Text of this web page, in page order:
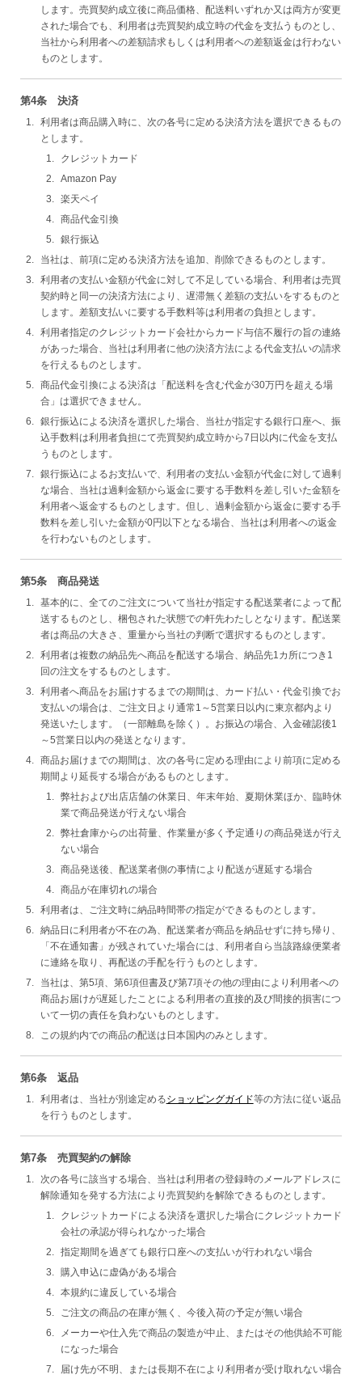
します。売買契約成立後に商品価格、配送料いずれか又は両方が変更
された場合でも、利用者は売買契約成立時の代金を支払うものとし、
当社から利用者への差額請求もしくは利用者への差額返金は行わない
ものとします。
第4条 決済
利用者は商品購入時に、次の各号に定める決済方法を選択できるもの
とします。
クレジットカード
Amazon Pay
楽天ペイ
商品代金引換
銀行振込
当社は、前項に定める決済方法を追加、削除できるものとします。
利用者の支払い金額が代金に対して不足している場合、利用者は売買
契約時と同一の決済方法により、遅滞無く差額の支払いをするものと
します。差額支払いに要する手数料等は利用者の負担とします。
利用者指定のクレジットカード会社からカード与信不履行の旨の連絡
があった場合、当社は利用者に他の決済方法による代金支払いの請求
を行えるものとします。
商品代金引換による決済は「配送料を含む代金が30万円を超える場
合」は選択できません。
銀行振込による決済を選択した場合、当社が指定する銀行口座へ、振
込手数料は利用者負担にて売買契約成立時から7日以内に代金を支払
うものとします。
銀行振込によるお支払いで、利用者の支払い金額が代金に対して過剰
な場合、当社は過剰金額から返金に要する手数料を差し引いた金額を
利用者へ返金するものとします。但し、過剰金額から返金に要する手
数料を差し引いた金額が0円以下となる場合、当社は利用者への返金
を行わないものとします。
第5条 商品発送
基本的に、全てのご注文について当社が指定する配送業者によって配
送するものとし、梱包された状態での軒先わたしとなります。配送業
者は商品の大きさ、重量から当社の判断で選択するものとします。
利用者は複数の納品先へ商品を配送する場合、納品先1カ所につき1
回の注文をするものとします。
利用者へ商品をお届けするまでの期間は、カード払い・代金引換でお
支払いの場合は、ご注文日より通常1～5営業日以内に東京都内より
発送いたします。（一部離島を除く）。お振込の場合、入金確認後1
～5営業日以内の発送となります。
商品お届けまでの期間は、次の各号に定める理由により前項に定める
期間より延長する場合があるものとします。
弊社および出店店舗の休業日、年末年始、夏期休業ほか、臨時休
業で商品発送が行えない場合
弊社倉庫からの出荷量、作業量が多く予定通りの商品発送が行え
ない場合
商品発送後、配送業者側の事情により配送が遅延する場合
商品が在庫切れの場合
利用者は、ご注文時に納品時間帯の指定ができるものとします。
納品日に利用者が不在の為、配送業者が商品を納品せずに持ち帰り、
「不在通知書」が残されていた場合には、利用者自ら当該路線便業者
に連絡を取り、再配送の手配を行うものとします。
当社は、第5項、第6項但書及び第7項その他の理由により利用者への
商品お届けが遅延したことによる利用者の直接的及び間接的損害につ
いて一切の責任を負わないものとします。
この規約内での商品の配送は日本国内のみとします。
第6条 返品
利用者は、当社が別途定めるショッピングガイド等の方法に従い返品
を行うものとします。
第7条 売買契約の解除
次の各号に該当する場合、当社は利用者の登録時のメールアドレスに
解除通知を発する方法により売買契約を解除できるものとします。
クレジットカードによる決済を選択した場合にクレジットカード
会社の承認が得られなかった場合
指定期間を過ぎても銀行口座への支払いが行われない場合
購入申込に虚偽がある場合
本規約に違反している場合
ご注文の商品の在庫が無く、今後入荷の予定が無い場合
メーカーや仕入先で商品の製造が中止、またはその他供給不可能
になった場合
届け先が不明、または長期不在により利用者が受け取れない場合